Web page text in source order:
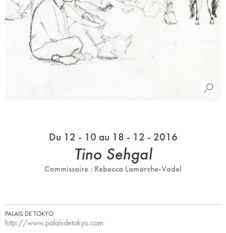
Du 12 - 10 au 18 - 12 - 2016
Tino Sehgal
Commissaire : Rebecca Lamarche-Vadel
PALAIS DE TOKYO
http://www.palaisdetokyo.com